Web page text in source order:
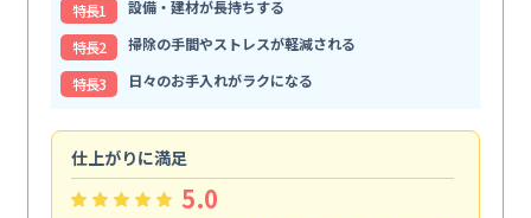
特⻑1
設備・建材が長持ちする
特⻑2
掃除の手間やストレスが軽減される
特⻑3
日々のお手入れがラクになる
仕上がりに満足
5.0